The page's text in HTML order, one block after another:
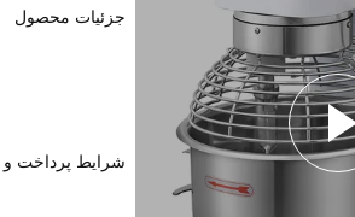
جزئیات محصول
شرایط پرداخت